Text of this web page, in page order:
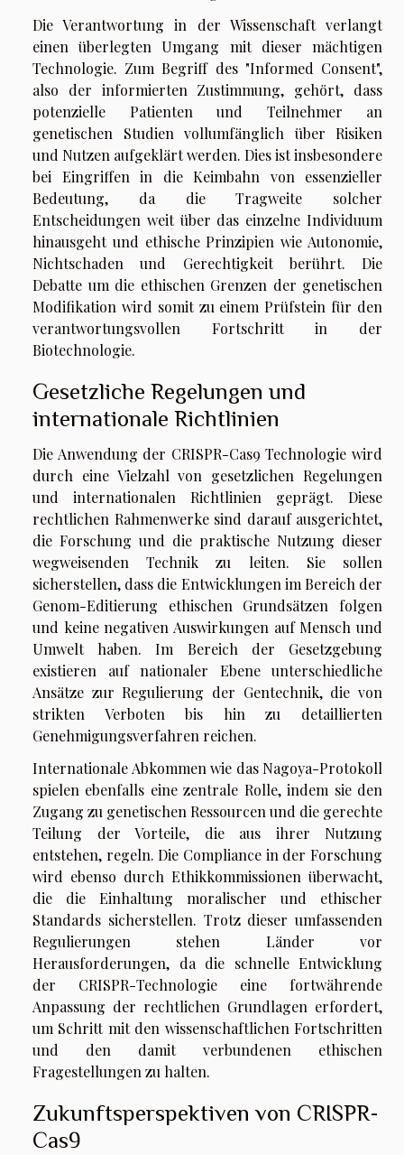
Die Verantwortung in der Wissenschaft verlangt
einen überlegten Umgang mit dieser mächtigen
Technologie. Zum Begriff des "Informed Consent",
also der informierten Zustimmung, gehört, dass
potenzielle Patienten und Teilnehmer an
genetischen Studien vollumfänglich über Risiken
und Nutzen aufgeklärt werden. Dies ist insbesondere
bei Eingriffen in die Keimbahn von essenzieller
Bedeutung, da die Tragweite solcher
Entscheidungen weit über das einzelne Individuum
hinausgeht und ethische Prinzipien wie Autonomie,
Nichtschaden und Gerechtigkeit berührt. Die
Debatte um die ethischen Grenzen der genetischen
Modifikation wird somit zu einem Prüfstein für den
verantwortungsvollen Fortschritt in der
Biotechnologie.
Gesetzliche Regelungen und
internationale Richtlinien
Die Anwendung der CRISPR-Cas9 Technologie wird
durch eine Vielzahl von gesetzlichen Regelungen
und internationalen Richtlinien geprägt. Diese
rechtlichen Rahmenwerke sind darauf ausgerichtet,
die Forschung und die praktische Nutzung dieser
wegweisenden Technik zu leiten. Sie sollen
sicherstellen, dass die Entwicklungen im Bereich der
Genom-Editierung ethischen Grundsätzen folgen
und keine negativen Auswirkungen auf Mensch und
Umwelt haben. Im Bereich der Gesetzgebung
existieren auf nationaler Ebene unterschiedliche
Ansätze zur Regulierung der Gentechnik, die von
strikten Verboten bis hin zu detaillierten
Genehmigungsverfahren reichen.
Internationale Abkommen wie das Nagoya-Protokoll
spielen ebenfalls eine zentrale Rolle, indem sie den
Zugang zu genetischen Ressourcen und die gerechte
Teilung der Vorteile, die aus ihrer Nutzung
entstehen, regeln. Die Compliance in der Forschung
wird ebenso durch Ethikkommissionen überwacht,
die die Einhaltung moralischer und ethischer
Standards sicherstellen. Trotz dieser umfassenden
Regulierungen stehen Länder vor
Herausforderungen, da die schnelle Entwicklung
der CRISPR-Technologie eine fortwährende
Anpassung der rechtlichen Grundlagen erfordert,
um Schritt mit den wissenschaftlichen Fortschritten
und den damit verbundenen ethischen
Fragestellungen zu halten.
Zukunftsperspektiven von CRISPR-
Cas9